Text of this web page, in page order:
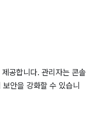
공합니다. 관리자는 콘솔
안을 강화할 수 있습니